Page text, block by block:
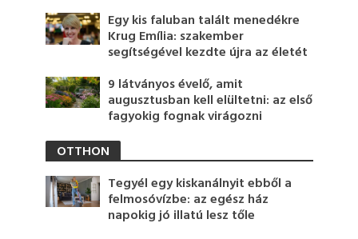
Egy kis faluban talált menedékre
Krug Emília: szakember
segítségével kezdte újra az életét
9 látványos évelő, amit
augusztusban kell elültetni: az első
fagyokig fognak virágozni
OTTHON
Tegyél egy kiskanálnyit ebből a
felmosóvízbe: az egész ház
napokig jó illatú lesz tőle